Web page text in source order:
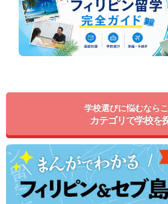
学校選びに悩むなら
カテゴリで学校を